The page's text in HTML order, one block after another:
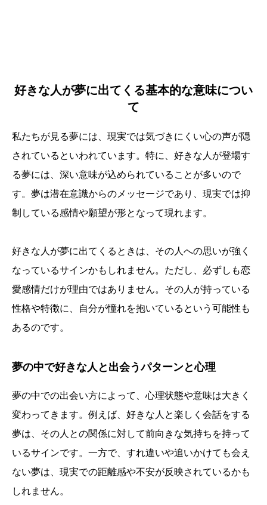
好きな人が夢に出てくる基本的な意味につい
て
私たちが見る夢には、現実では気づきにくい心の声が隠
されているといわれています。特に、好きな人が登場す
る夢には、深い意味が込められていることが多いので
す。夢は潜在意識からのメッセージであり、現実では抑
制している感情や願望が形となって現れます。
好きな人が夢に出てくるときは、その人への思いが強く
なっているサインかもしれません。ただし、必ずしも恋
愛感情だけが理由ではありません。その人が持っている
性格や特徴に、自分が憧れを抱いているという可能性も
あるのです。
夢の中で好きな人と出会うパターンと心理
夢の中での出会い方によって、心理状態や意味は大きく
変わってきます。例えば、好きな人と楽しく会話をする
夢は、その人との関係に対して前向きな気持ちを持って
いるサインです。一方で、すれ違いや追いかけても会え
ない夢は、現実での距離感や不安が反映されているかも
しれません。